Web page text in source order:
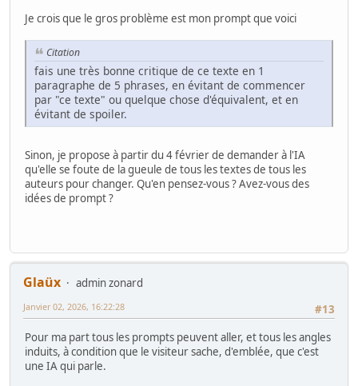
Je crois que le gros problème est mon prompt que voici
Citation
fais une très bonne critique de ce texte en 1
paragraphe de 5 phrases, en évitant de commencer
par "ce texte" ou quelque chose d'équivalent, et en
évitant de spoiler.
Sinon, je propose à partir du 4 février de demander à l'IA
qu'elle se foute de la gueule de tous les textes de tous les
auteurs pour changer. Qu'en pensez-vous ? Avez-vous des
idées de prompt ?
Glaüx
admin zonard
#13
Janvier 02, 2026, 16:22:28
Pour ma part tous les prompts peuvent aller, et tous les angles
induits, à condition que le visiteur sache, d'emblée, que c'est
une IA qui parle.